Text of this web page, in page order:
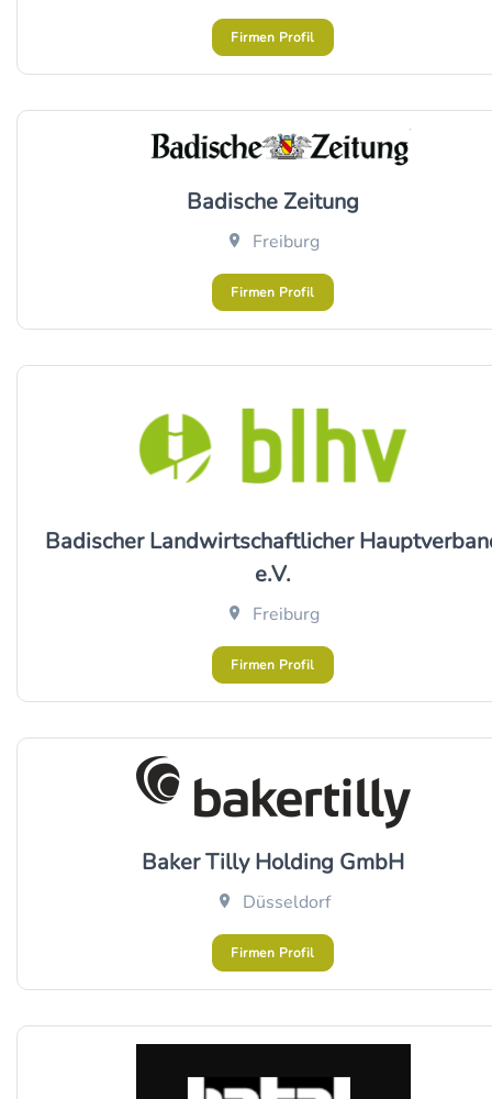
Firmen Profil
Badische Zeitung
Freiburg
Firmen Profil
Badischer Landwirtschaftlicher
e.V.
Freiburg
Firmen Profil
Baker Tilly Holding GmbH
Düsseldorf
Firmen Profil